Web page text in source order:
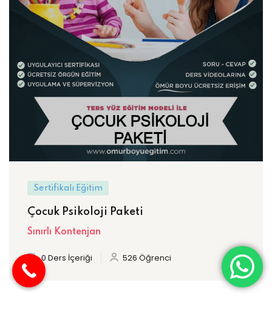
Sertifikalı Eğitim
Çocuk Psikoloji Paketi
Sınırlı Kontenjan
0 Ders İçeriği 526 Öğrenci